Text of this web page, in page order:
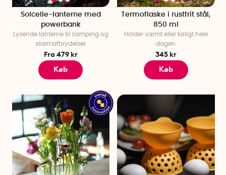
Solcelle-lanterne med
powerbank
Lysende lanterne til camping og
strømafbrydelser
Fra 479 kr
Køb
Termoflaske i rustfrit stål,
850 ml
Holder varmt eller køligt hele
dagen
345 kr
Køb